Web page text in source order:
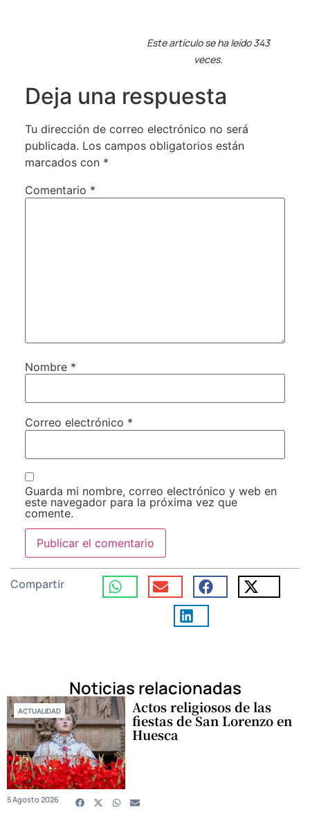
Este artículo se ha leído 343
veces.
Deja una respuesta
Tu dirección de correo electrónico no será
publicada. Los campos obligatorios están
marcados con *
Comentario *
Nombre *
Correo electrónico *
Guarda mi nombre, correo electrónico y web en
este navegador para la próxima vez que
comente.
Compartir
Noticias relacionadas
ACTUALIDAD Actos religiosos de las
fiestas de San Lorenzo en
Huesca
5 Agosto 2026